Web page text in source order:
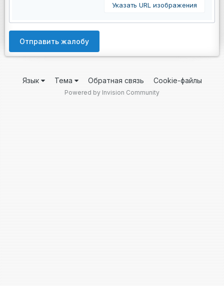
Указать URL изображения
Отправить жалобу
Язык Тема Обратная связь Cookie-файлы
Powered by Invision Community